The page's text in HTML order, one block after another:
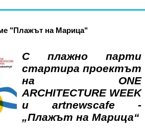
"Плажът на Марица"
С плажно парти
стартира проектът
на ONE
ARCHITECTURE WEEK
и artnewscafe -
„Плажът на Марица“